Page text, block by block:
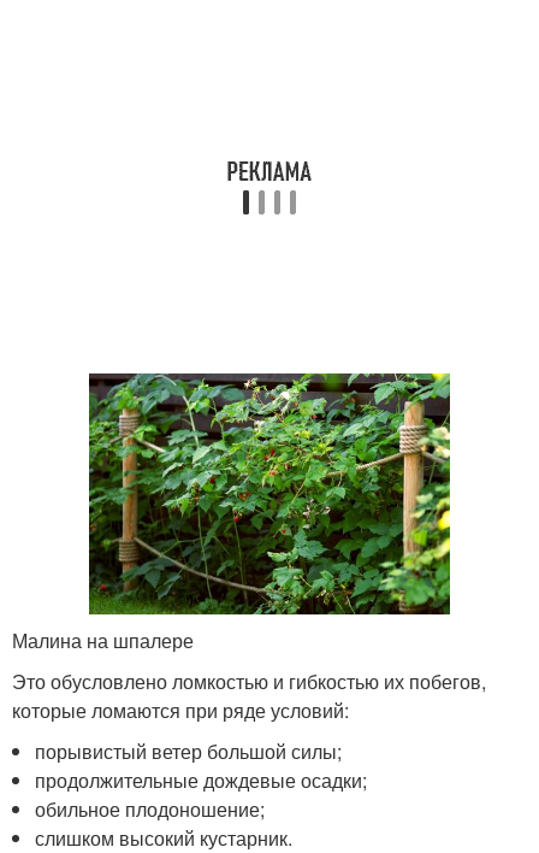
Малина на шпалере
Это обусловлено ломкостью и гибкостью их побегов,
которые ломаются при ряде условий:
порывистый ветер большой силы;
продолжительные дождевые осадки;
обильное плодоношение;
слишком высокий кустарник.